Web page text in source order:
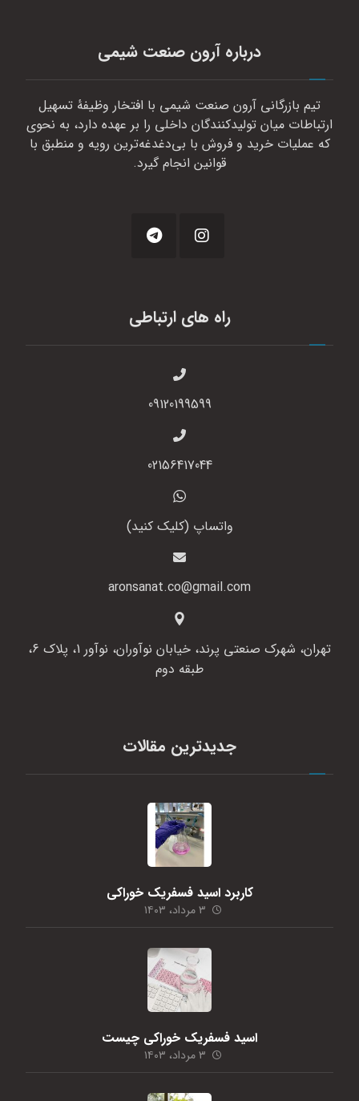
درباره آرون صنعت شیمی
تیم بازرگانی آرون صنعت شیمی با افتخار وظیفهٔ تسهیل
ارتباطات میان تولیدکنندگان داخلی را بر عهده دارد، به نحوی
که عملیات خرید و فروش با بی‌دغدغه‌ترین رویه و منطبق با
قوانین انجام گیرد.
راه های ارتباطی
09120199599
02156417044
واتساپ (کلیک کنید)
aronsanat.co@gmail.com
تهران، شهرک صنعتی پرند، خیابان نوآوران، نوآور 1، پلاک 6،
طبقه دوم
جدیدترین مقالات
کاربرد اسید فسفریک خوراکی
۳ مرداد، ۱۴۰۳
اسید فسفریک خوراکی چیست
۳ مرداد، ۱۴۰۳